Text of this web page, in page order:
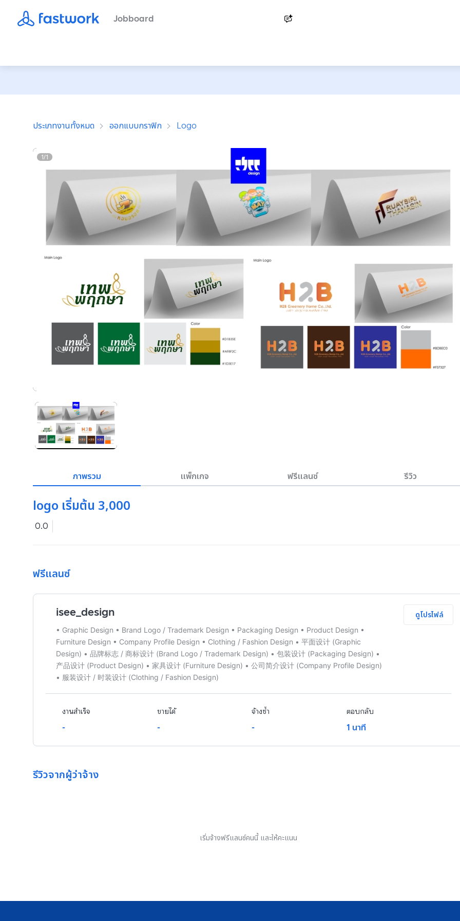
Jobboard
ประเภทงานทั้งหมด ออกแบบกราฟิก Logo
1/1
ภาพรวม แพ็กเกจ ฟรีแลนซ์ รีวิว
logo เริ่มต้น 3,000
0.0
ฟรีแลนซ์
isee_design
• Graphic Design • Brand Logo / Trademark Design • Packaging Design • Product Design •
Furniture Design • Company Profile Design • Clothing / Fashion Design • 平面设计 (Graphic
Design) • 品牌标志 / 商标设计 (Brand Logo / Trademark Design) • 包装设计 (Packaging Design) •
产品设计 (Product Design) • 家具设计 (Furniture Design) • 公司简介设计 (Company Profile Design)
• 服装设计 / 时装设计 (Clothing / Fashion Design)
ดูโปรไฟล์
งานสำเร็จ
-
ขายได้
-
จ้างซ้ำ
-
ตอบกลับ
1 นาที
รีวิวจากผู้ว่าจ้าง
เริ่มจ้างฟรีแลนซ์คนนี้ และให้คะแนน